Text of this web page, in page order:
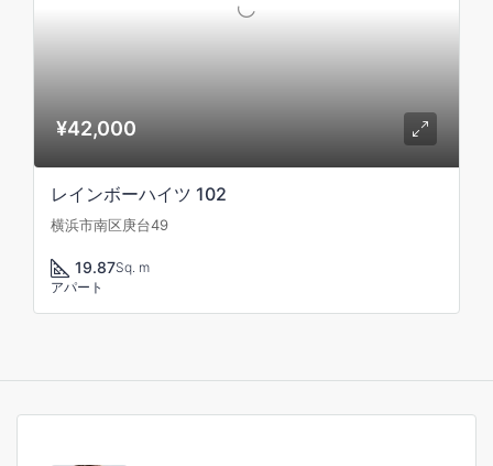
¥42,000
レインボーハイツ 102
横浜市南区庚台49
19.87Sq. m
アパート